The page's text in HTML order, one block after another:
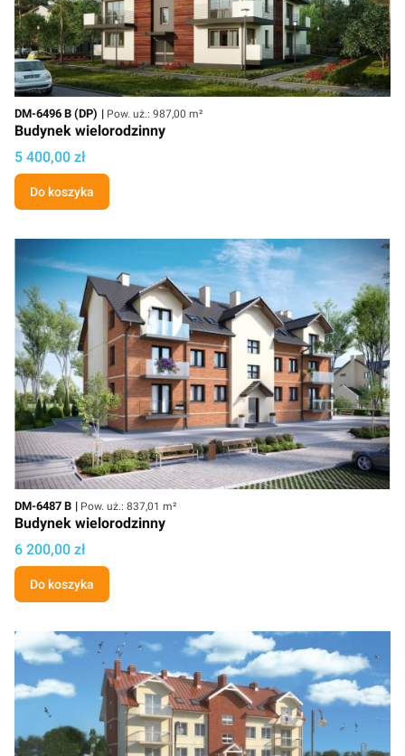
Kod
DM-6496 B (DP) Powierzchnia użytkowa
Pow. uż.: 987,00 m²
Budynek wielorodzinny
Cena projektu
5 400,00 zł
Do koszyka
Kod
DM-6487 B Powierzchnia użytkowa
Pow. uż.: 837,01 m²
Budynek wielorodzinny
Cena projektu
6 200,00 zł
Do koszyka